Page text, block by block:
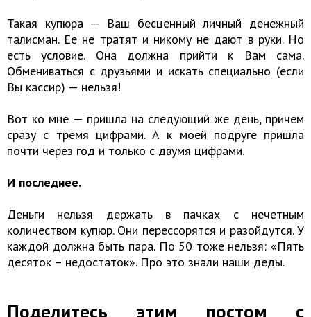
Такая купюра — Ваш бесценный личный денежный
талисман. Ее не тратят и никому не дают в руки. Но
есть условие. Она должна прийти к Вам сама.
Обмениваться с друзьями и искать специально (если
Вы кассир) — нельзя!
Вот ко мне — пришла на следующий же день, причем
сразу с тремя цифрами. А к моей подруге пришла
почти через год и только с двумя цифрами.
И последнее.
Деньги нельзя держать в пачках с нечетным
количеством купюр. Они перессорятся и разойдутся. У
каждой должна быть пара. По 50 тоже нельзя: «Пять
десяток – недостаток». Про это знали наши деды.
Поделитесь этим постом с